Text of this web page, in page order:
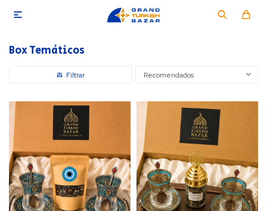

Box Temáticos
Recomendados